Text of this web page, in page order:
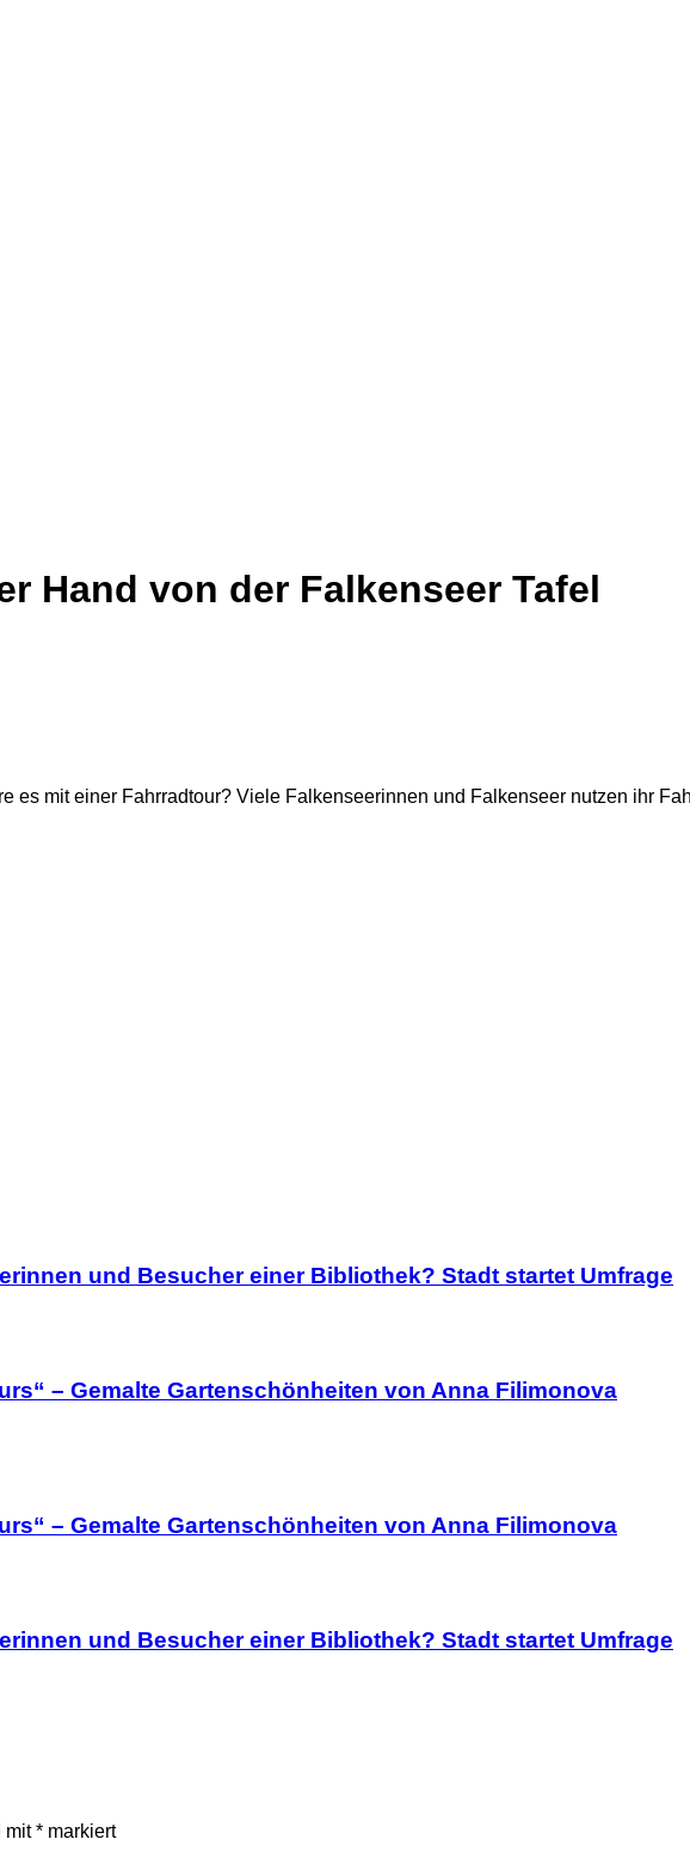
Hand von der Falkenseer Tafel
es mit einer Fahrradtour? Viele Falkenseerinnen und Falkenseer nutzen ihr
und Besucher einer Bibliothek? Stadt startet Umfrage
– Gemalte Gartenschönheiten von Anna Filimonova
– Gemalte Gartenschönheiten von Anna Filimonova
und Besucher einer Bibliothek? Stadt startet Umfrage
mit* markiert